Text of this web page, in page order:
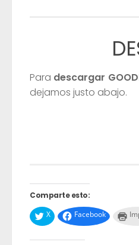
Para descargar
dejamos justo abajo.
Comparte esto:
X
Facebook